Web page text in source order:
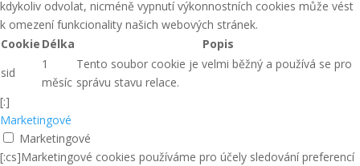
kdykoliv odvolat, nicméně vypnutí výkonnostních cookies může vést
k omezení funkcionality našich webových stránek.
Cookie Délka
Popis
sid
1
měsíc
Tento soubor cookie je velmi běžný a používá se pro
správu stavu relace.
[:]
Marketingové
Marketingové
[:cs]Marketingové cookies používáme pro účely sledování preferencí